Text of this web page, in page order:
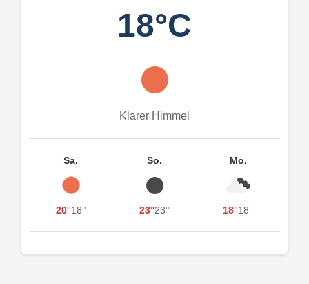
18°C
Klarer Himmel
Sa.
20°18°
So.
23°23°
Mo.
18°18°